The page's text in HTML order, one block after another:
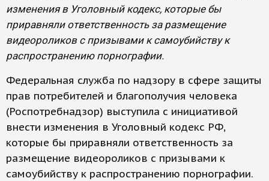
изменения в Уголовный кодекс, которые бы
приравняли ответственность за размещение
видеороликов с призывами к самоубийству к
распространению порнографии.
Федеральная служба по надзору в сфере защиты
прав потребителей и благополучия человека
(Роспотребнадзор) выступила с инициативой
внести изменения в Уголовный кодекс РФ,
которые бы приравняли ответственность за
размещение видеороликов с призывами к
самоубийству к распространению порнографии.